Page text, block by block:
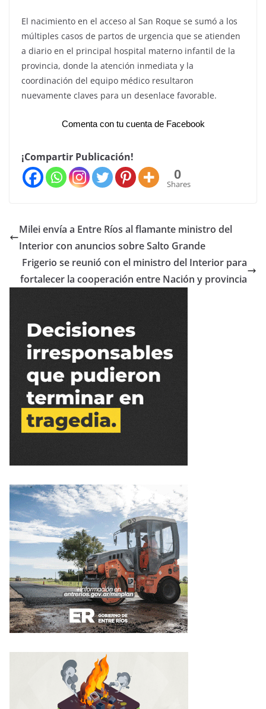
El nacimiento en el acceso al San Roque se sumó a los
múltiples casos de partos de urgencia que se atienden
a diario en el principal hospital materno infantil de la
provincia, donde la atención inmediata y la
coordinación del equipo médico resultaron
nuevamente claves para un desenlace favorable.
Comenta con tu cuenta de Facebook
¡Compartir Publicación!
0
Shares
Milei envía a Entre Ríos al flamante ministro del
Interior con anuncios sobre Salto Grande
Frigerio se reunió con el ministro del Interior para
fortalecer la cooperación entre Nación y provincia